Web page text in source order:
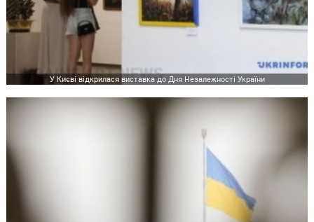
У Києві відкрилася виставка до Дня Незалежності України